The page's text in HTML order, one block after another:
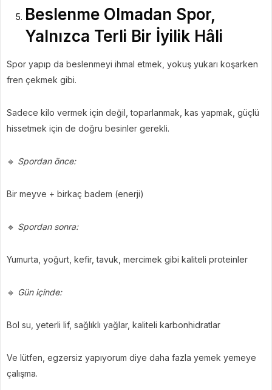
Beslenme Olmadan Spor,
Yalnızca Terli Bir İyilik Hâli
Spor yapıp da beslenmeyi ihmal etmek, yokuş yukarı koşarken
fren çekmek gibi.
Sadece kilo vermek için değil, toparlanmak, kas yapmak, güçlü
hissetmek için de doğru besinler gerekli.
🔹 Spordan önce:
Bir meyve + birkaç badem (enerji)
🔹 Spordan sonra:
Yumurta, yoğurt, kefir, tavuk, mercimek gibi kaliteli proteinler
🔹 Gün içinde:
Bol su, yeterli lif, sağlıklı yağlar, kaliteli karbonhidratlar
Ve lütfen, egzersiz yapıyorum diye daha fazla yemek yemeye
çalışma.